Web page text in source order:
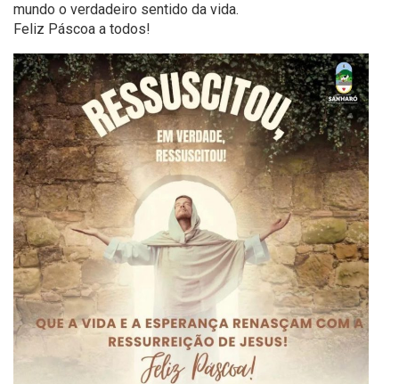
mundo o verdadeiro sentido da vida.
Feliz Páscoa a todos!